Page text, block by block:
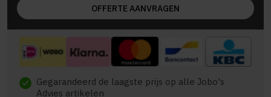
OFFERTE AANVRAGEN
check Gegarandeerd de laagste prijs op alle Jobo's
Advies artikelen